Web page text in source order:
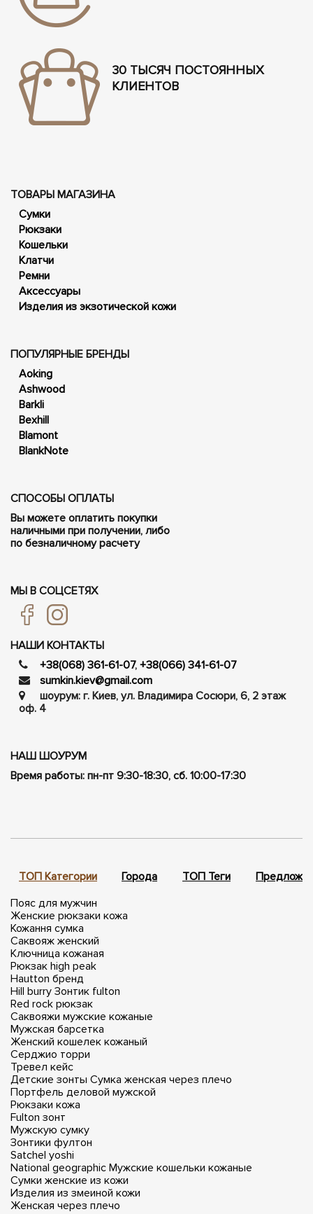
30 ТЫСЯЧ ПОСТОЯННЫХ
КЛИЕНТОВ
ТОВАРЫ МАГАЗИНА
Сумки
Рюкзаки
Кошельки
Клатчи
Ремни
Аксессуары
Изделия из экзотической кожи
ПОПУЛЯРНЫЕ БРЕНДЫ
Aoking
Ashwood
Barkli
Bexhill
Blamont
BlankNote
СПОСОБЫ ОПЛАТЫ
Вы можете оплатить покупки
наличными при получении, либо
по безналичному расчету
МЫ В СОЦСЕТЯХ
НАШИ КОНТАКТЫ
+38(068) 361-61-07, +38(066) 341-61-07
sumkin.kiev@gmail.com
шоурум: г. Киев, ул. Владимира Сосюри, ​​6, 2 этаж
оф. 4
НАШ ШОУРУМ
Время работы: пн-пт 9:30-18:30, сб. 10:00-17:30
ТОП Категории Города ТОП Теги
Пояс для мужчин
Женские рюкзаки кожа
Кожання сумка
Саквояж женский
Ключница кожаная
Рюкзак high peak
Hautton бренд
Hill burry Зонтик fulton
Red rock рюкзак
Саквояжи мужские кожаные
Мужская барсетка
Женский кошелек кожаный
Серджио торри
Тревел кейс
Детские зонты Сумка женская через плечо
Портфель деловой мужской
Рюкзаки кожа
Fulton зонт
Мужскую сумку
Зонтики фултон
Satchel yoshi
National geographic Мужские кошельки кожаные
Сумки женские из кожи
Изделия из змеиной кожи
Женская через плечо